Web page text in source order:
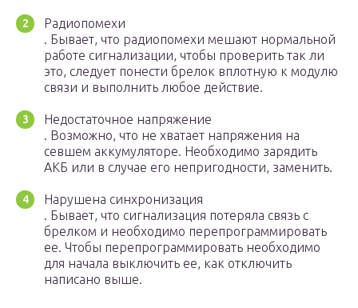
Радиопомехи
. Бывает, что радиопомехи мешают нормальной
работе сигнализации, чтобы проверить так ли
это, следует понести брелок вплотную к модулю
связи и выполнить любое действие.
Недостаточное напряжение
. Возможно, что не хватает напряжения на
севшем аккумуляторе. Необходимо зарядить
АКБ или в случае его непригодности, заменить.
Нарушена синхронизация
. Бывает, что сигнализация потеряла связь с
брелком и необходимо перепрограммировать
ее. Чтобы перепрограммировать необходимо
для начала выключить ее, как отключить
написано выше.